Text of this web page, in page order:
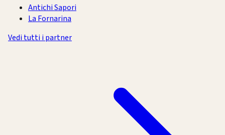
Antichi Sapori
La Fornarina
Vedi tutti i partner